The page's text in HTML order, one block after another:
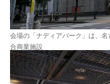
会場の「ナディアパーク」は、
合商業施設